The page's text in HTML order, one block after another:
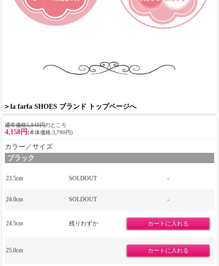
＞la farfa SHOES ブランド トップページへ
通常価格5,940円のところ
4,158円(本体価格:3,780円)
カラー／サイズ
ブラック
23.5cm SOLDOUT -
24.0cm SOLDOUT -
24.5cm 残りわずか
25.0cm